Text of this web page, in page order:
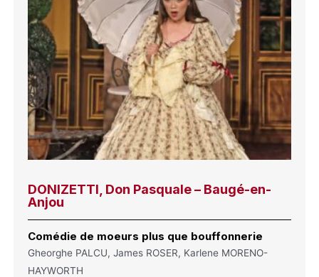
DONIZETTI, Don Pasquale – Baugé-en-
Anjou
Comédie de moeurs plus que bouffonnerie
Gheorghe PALCU, James ROSER, Karlene MORENO-
HAYWORTH